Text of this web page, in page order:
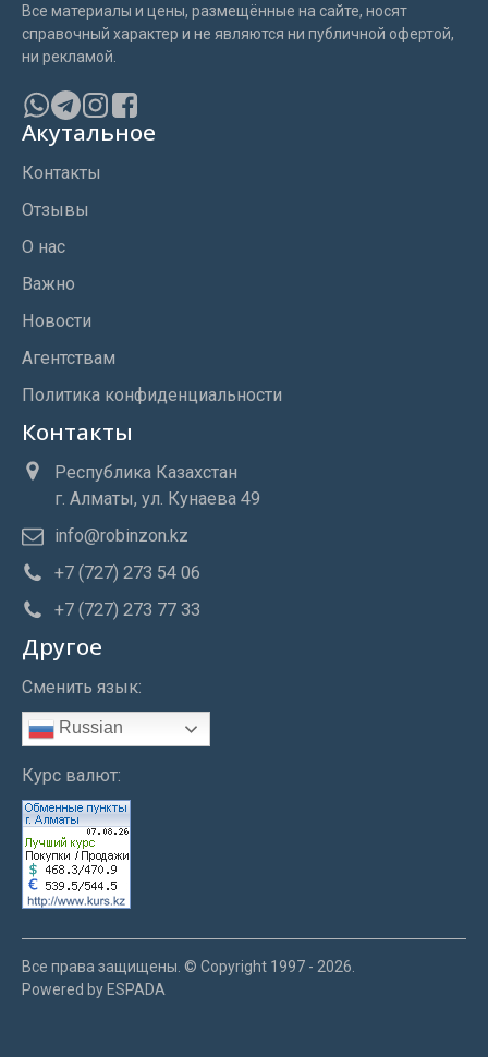
Все материалы и цены, размещённые на сайте, носят
справочный характер и не являются ни публичной офертой,
ни рекламой.
Акутальное
Контакты
Отзывы
О нас
Важно
Новости
Агентствам
Политика конфиденциальности
Контакты
Республика Казахстан
г. Алматы, ул. Кунаева 49
info@robinzon.kz
+7 (727) 273 54 06
+7 (727) 273 77 33
Другое
Сменить язык:
Russian
Курс валют:
Все права защищены. © Copyright 1997 - 2026.
Powered by ESPADA